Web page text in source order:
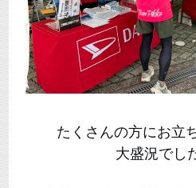
たくさんの方にお立
大盛況でし